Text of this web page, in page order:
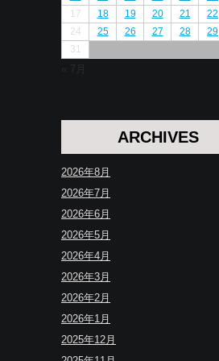
17
18 19 20 21 22
24
25 26 27 28 29
31
« 7月
ARCHIVES
2026年8月
2026年7月
2026年6月
2026年5月
2026年4月
2026年3月
2026年2月
2026年1月
2025年12月